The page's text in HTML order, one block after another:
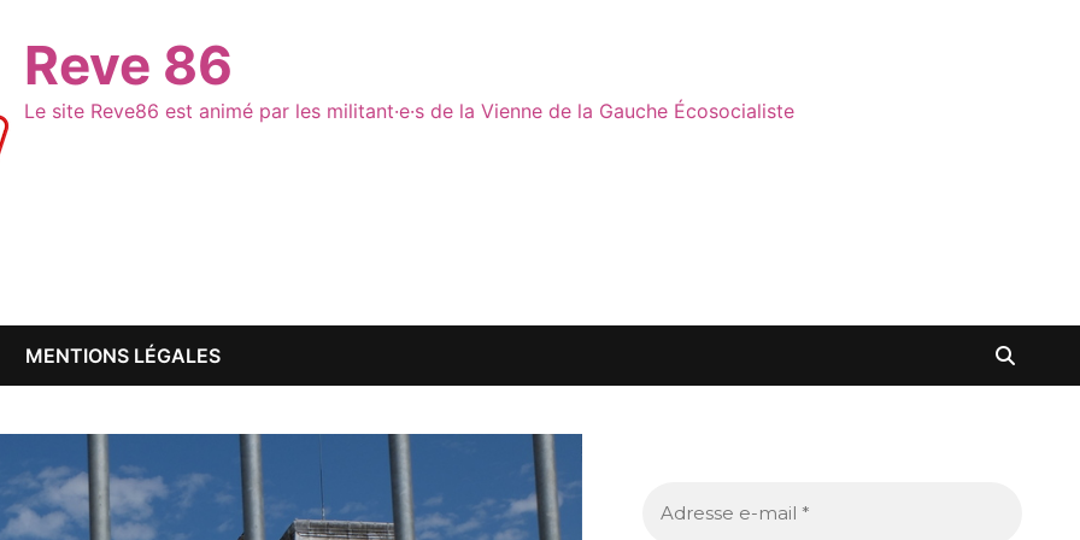
Reve 86
Le site Reve86 est animé par les militant·e·s de la Vienne de la Gauche Écosocialiste
MENTIONS LÉGALES